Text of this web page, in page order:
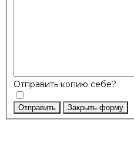
Отправить копию себе?
Отправить Закрыть форму